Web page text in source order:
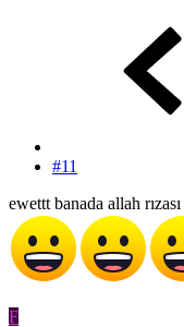
#11
ewettt banada allah rızası
F